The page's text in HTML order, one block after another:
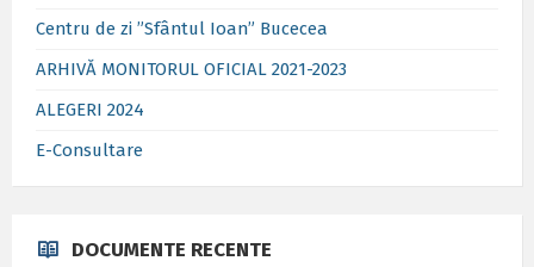
Centru de zi ”Sfântul Ioan” Bucecea
ARHIVĂ MONITORUL OFICIAL 2021-2023
ALEGERI 2024
E-Consultare
DOCUMENTE RECENTE